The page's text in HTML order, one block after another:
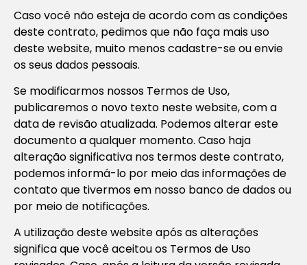
Caso você não esteja de acordo com as condições
deste contrato, pedimos que não faça mais uso
deste website, muito menos cadastre-se ou envie
os seus dados pessoais.
Se modificarmos nossos Termos de Uso,
publicaremos o novo texto neste website, com a
data de revisão atualizada. Podemos alterar este
documento a qualquer momento. Caso haja
alteração significativa nos termos deste contrato,
podemos informá-lo por meio das informações de
contato que tivermos em nosso banco de dados ou
por meio de notificações.
A utilização deste website após as alterações
significa que você aceitou os Termos de Uso